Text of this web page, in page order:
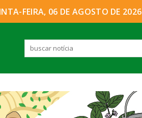
FEIRA, 06 DE AGOSTO DE 2026